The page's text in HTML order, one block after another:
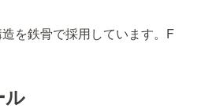
を鉄骨で採用しています。F
ル